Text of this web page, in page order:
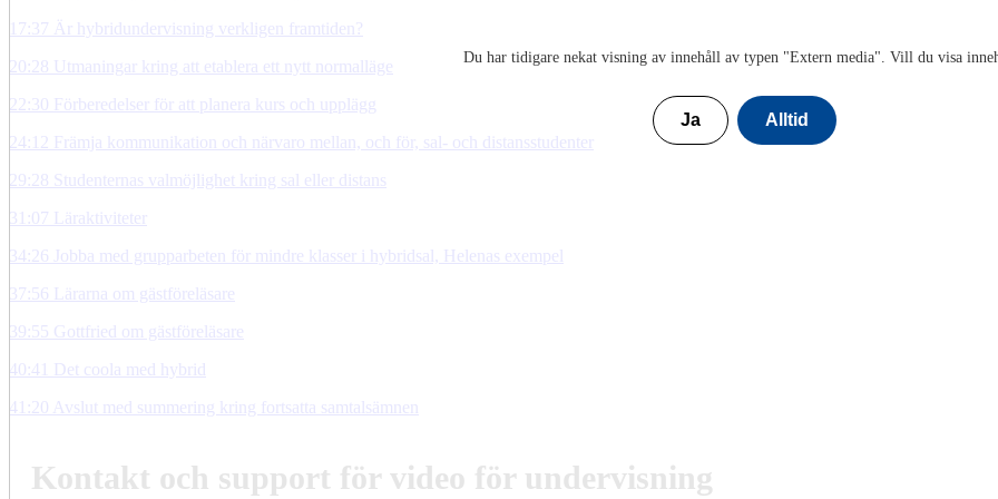
Du har tidigare nekat visning av innehåll av typen "Extern media". Vill du visa
Ja Alltid
17:37 Är hybridundervisning verkligen framtiden?
20:28 Utmaningar kring att etablera ett nytt normalläge
22:30 Förberedelser för att planera kurs och upplägg
24:12 Främja kommunikation och närvaro mellan, och för, sal- och distansstudenter
29:28 Studenternas valmöjlighet kring sal eller distans
31:07 Läraktiviteter
34:26 Jobba med grupparbeten för mindre klasser i hybridsal, Helenas exempel
37:56 Lärarna om gästföreläsare
39:55 Gottfried om gästföreläsare
40:41 Det coola med hybrid
41:20 Avslut med summering kring fortsatta samtalsämnen
Kontakt och support för video för undervisning